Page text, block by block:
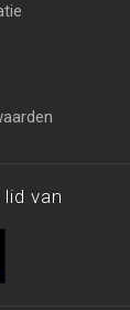
van